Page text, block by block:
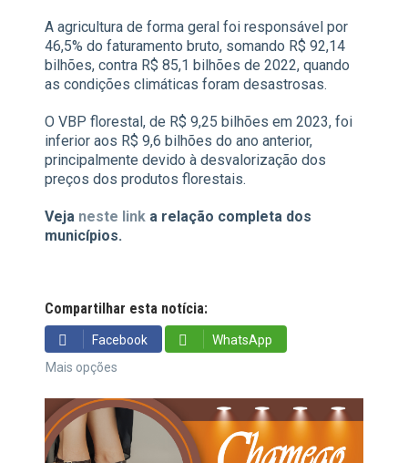
A agricultura de forma geral foi responsável por
46,5% do faturamento bruto, somando R$ 92,14
bilhões, contra R$ 85,1 bilhões de 2022, quando
as condições climáticas foram desastrosas.
O VBP florestal, de R$ 9,25 bilhões em 2023, foi
inferior aos R$ 9,6 bilhões do ano anterior,
principalmente devido à desvalorização dos
preços dos produtos florestais.
Veja neste link a relação completa dos
municípios.
Compartilhar esta notícia:
Facebook
WhatsApp
Mais opções